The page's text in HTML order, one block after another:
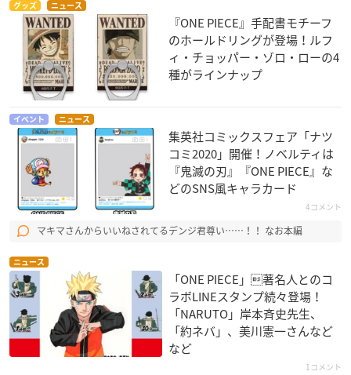
グッズ ニュース
『ONE PIECE』手配書モチーフ
のホールドリングが登場！ルフ
ィ・チョッパー・ゾロ・ローの4
種がラインナップ
イベント ニュース
集英社コミックスフェア「ナツ
コミ2020」開催！ノベルティは
『鬼滅の刃』『ONE PIECE』な
どのSNS風キャラカード
4コメント
マキマさんからいいねされてるデンジ君尊い……！！ なお本編
ニュース
「ONE PIECE」著名人とのコ
ラボLINEスタンプ続々登場！
「NARUTO」岸本斉史先生、
「約ネバ」、美川憲一さんなど
など
1コメント